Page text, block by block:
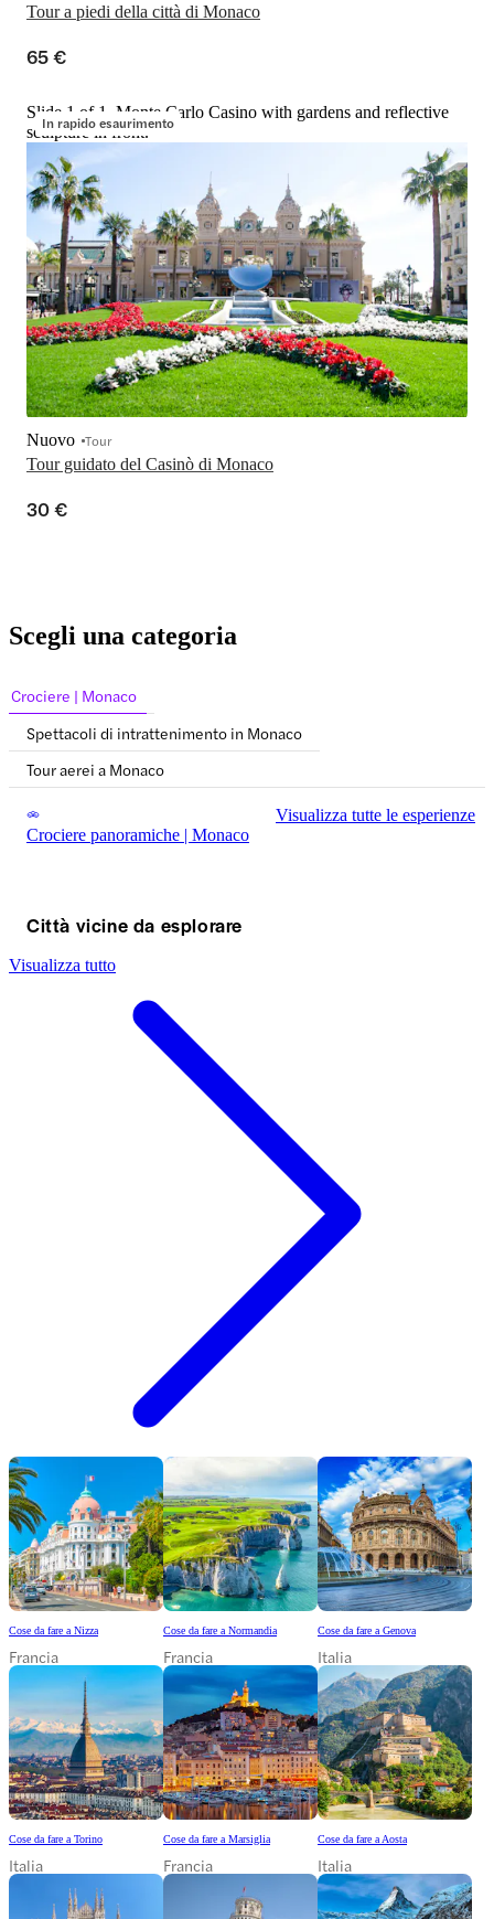
Tour a piedi della città di Monaco
65 €
In rapido esaurimento
Slide 1 of 1, Monte Carlo Casino with gardens and reflective
sculpture in front.
Tour guidato del Casinò di Monaco
Nuovo Tour
30 €
Scegli una categoria
Crociere | Monaco
Spettacoli di intrattenimento in Monaco
Tour aerei a Monaco
Crociere panoramiche | Monaco
Visualizza tutte le esperienze
Città vicine da esplorare
Visualizza tutto
Cose da fare a Nizza
Francia
Cose da fare a Normandia
Francia
Cose da fare a Genova
Italia
Cose da fare a Torino
Italia
Cose da fare a Marsiglia
Francia
Cose da fare a Aosta
Italia